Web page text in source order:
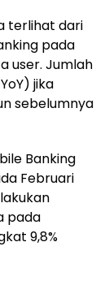
terlihat dari
pada
user. Jumlah
jika
sebelumnya
Banking
Februari
pada
9,8%